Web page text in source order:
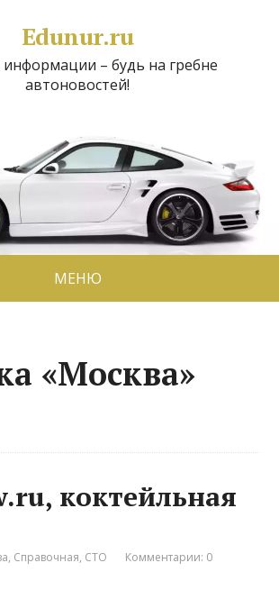
Edunur.ru
информации – будь на гребне
автоновостей!
МЕНЮ
«Москва»
коктейльная
, Справочная, СТО Комментарии: 0